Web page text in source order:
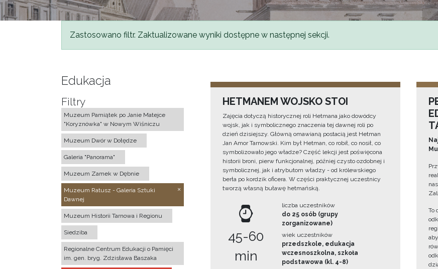
Komunikat
Zastosowano filtr. Zaktualizowane wyniki dostępne w następnej sekcji.
Edukacja
Filtry
Muzeum Pamiątek po Janie Matejce
"Koryznówka" w Nowym Wiśniczu
Muzeum Dwór w Dołędze
Galeria "Panorama"
Muzeum Zamek w Dębnie
Muzeum Ratusz - Galeria Sztuki
Dawnej
Muzeum Historii Tarnowa i Regionu
Siedziba
Regionalne Centrum Edukacji o Pamięci
im. gen. bryg. Zdzisława Baszaka
HETMANEM WOJSKO STOI
Zajęcia dotyczą historycznej roli Hetmana jako dowódcy
wojsk, jak i symbolicznego znaczenia tej dawnej roli po
dzień dzisiejszy. Główną omawianą postacią jest Hetman
Jan Amor Tarnowski. Kim był Hetman, co robił, co nosił, co
symbolizowało jego władze? Część lekcji jest poświęcona
historii broni, pierw funkcjonalnej, później czysto ozdobnej i
symbolicznej, jak i atrybutom władzy - od królewskiego
berła po kordzik oficera. W części praktycznej uczestnicy
tworzą własną buławę hetmańską.
45-60
min
liczba uczestników
do 25 osób (grupy
zorganizowane)
wiek uczestników
przedszkole, edukacja
wczesnoszkolna, szkoła
podstawowa (kl. 4-8)
To